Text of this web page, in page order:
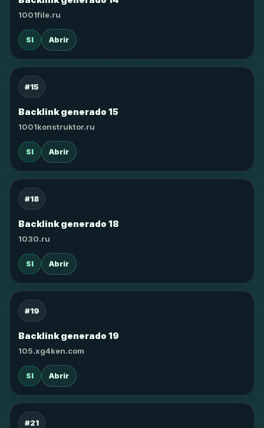
1001file.ru
SI Abrir
#15
Backlink generado 15
1001konstruktor.ru
SI Abrir
#18
Backlink generado 18
1030.ru
SI Abrir
#19
Backlink generado 19
105.xg4ken.com
SI Abrir
#21